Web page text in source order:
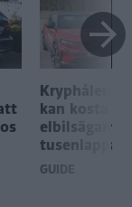
Kryphålen
kan kosta
elbilsägarna
tusenlappar
GUIDE